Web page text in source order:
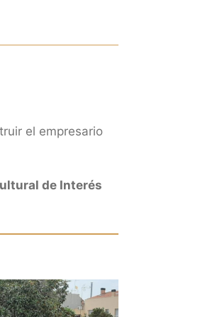
el empresario
de Interés